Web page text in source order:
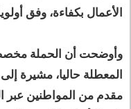
الأعمال بكفاءة، وفق
وأوضحت أن الحملة
المعطلة حاليا، مشيرة
مقدم من المواطنين عبر